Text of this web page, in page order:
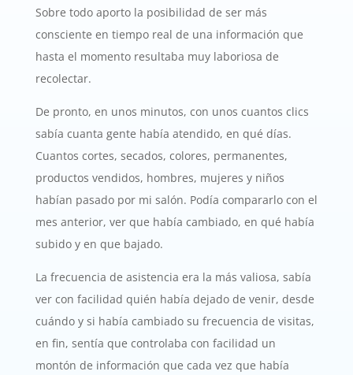
Sobre todo aporto la posibilidad de ser más
consciente en tiempo real de una información que
hasta el momento resultaba muy laboriosa de
recolectar.
De pronto, en unos minutos, con unos cuantos clics
sabía cuanta gente había atendido, en qué días.
Cuantos cortes, secados, colores, permanentes,
productos vendidos, hombres, mujeres y niños
habían pasado por mi salón. Podía compararlo con el
mes anterior, ver que había cambiado, en qué había
subido y en que bajado.
La frecuencia de asistencia era la más valiosa, sabía
ver con facilidad quién había dejado de venir, desde
cuándo y si había cambiado su frecuencia de visitas,
en fin, sentía que controlaba con facilidad un
montón de información que cada vez que había